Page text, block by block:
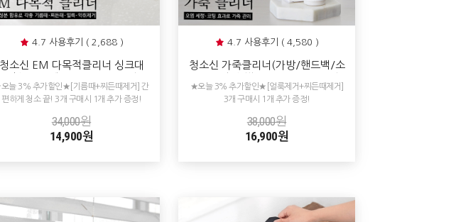
4.7 사용후기 ( 2,688 )
청소신 EM 다목적클리너 싱크대
국 세척 청소 기름때제거
늘 3% 추가할인★[기름때+찌든때제거] 간
편하게 청소 끝! 3개 구매시 1개 추가 증정!
34,000원
14,900원
4.7 사용후기 ( 4,580 )
청소신 가죽클리너(가방/핸드백/소
소/천연가죽클리너/얼룩때제거세
척/가죽얼룩닦는법)
★오늘 3% 추가할인★[얼룩제거+찌든때제거]
3개 구매시 1개 추가 증정!
38,000원
16,900원